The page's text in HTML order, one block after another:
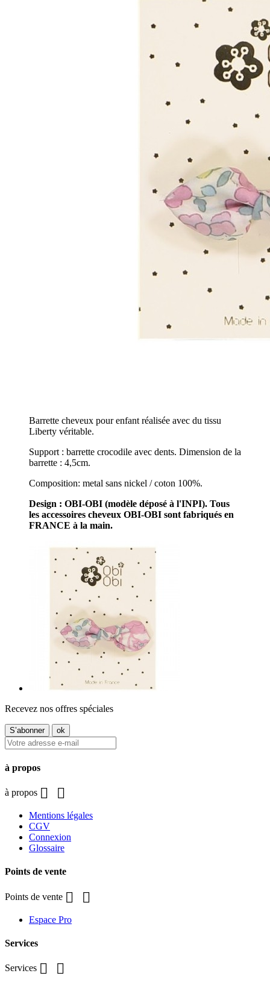
Barrette cheveux pour enfant réalisée avec du tissu
Liberty véritable.
Support : barrette crocodile avec dents. Dimension de la
barrette : 4,5cm.
Composition: metal sans nickel / coton 100%.
Design : OBI-OBI (modèle déposé à l'INPI). Tous
les accessoires cheveux OBI-OBI sont fabriqués en
FRANCE à la main.
Recevez nos offres spéciales
à propos
à propos  
Mentions légales
CGV
Connexion
Glossaire
Points de vente
Points de vente  
Espace Pro
Services
Services  